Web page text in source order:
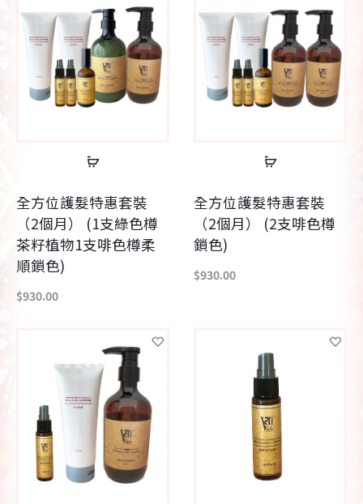
查
內
容
全方位護髮特惠套裝
（2個月） (1支綠色樽
茶籽植物1支啡色樽柔
順鎖色)
$930.00
查
內
容
全方位護髮特惠套裝
（2個月） (2支啡色樽
鎖色)
$930.00